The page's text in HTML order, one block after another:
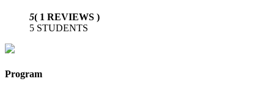
5( 1 REVIEWS )
5 STUDENTS
Program